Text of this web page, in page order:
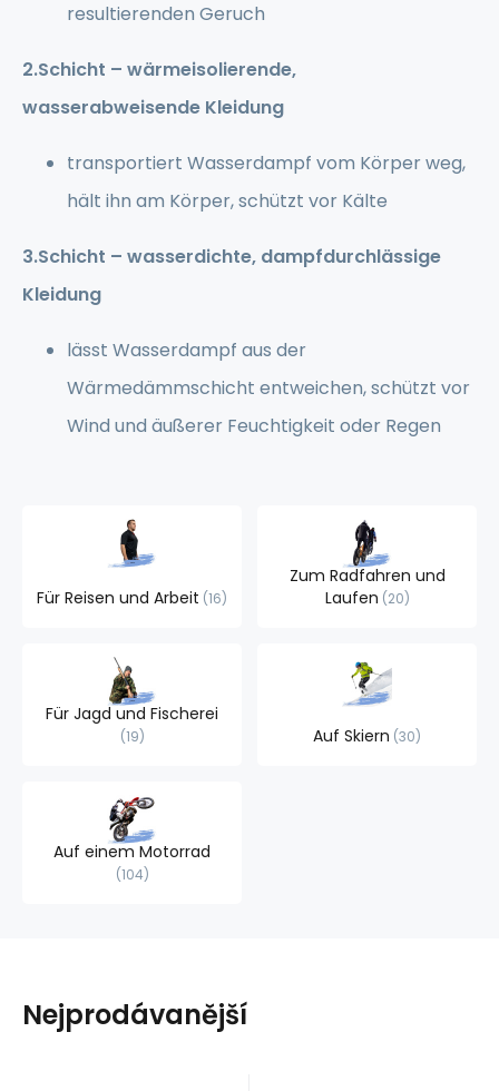
resultierenden Geruch
2.Schicht – wärmeisolierende,
wasserabweisende Kleidung
transportiert Wasserdampf vom Körper weg,
hält ihn am Körper, schützt vor Kälte
3.Schicht – wasserdichte, dampfdurchlässige
Kleidung
lässt Wasserdampf aus der
Wärmedämmschicht entweichen, schützt vor
Wind und äußerer Feuchtigkeit oder Regen
Für Reisen und Arbeit 16
Zum Radfahren und
Laufen 20
Für Jagd und Fischerei
19 Auf Skiern 30
Auf einem Motorrad
104
Nejprodávanější